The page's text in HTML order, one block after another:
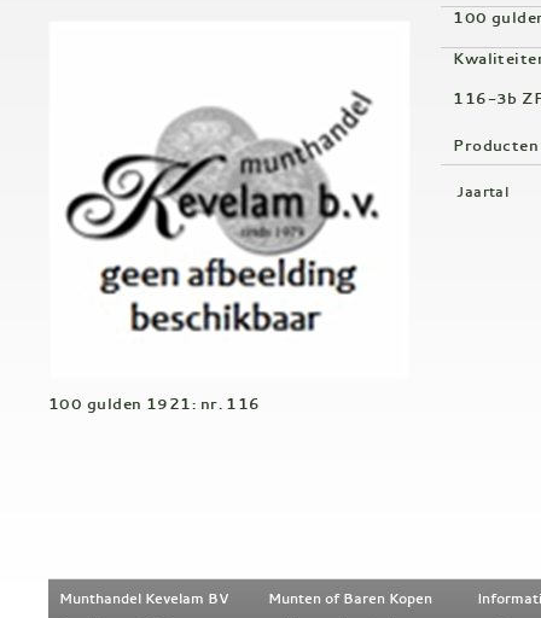
100 gulden 1921: nr. 116
100
116-3b
Jaartal
Munthandel Kevelam BV Munten of Baren Kopen